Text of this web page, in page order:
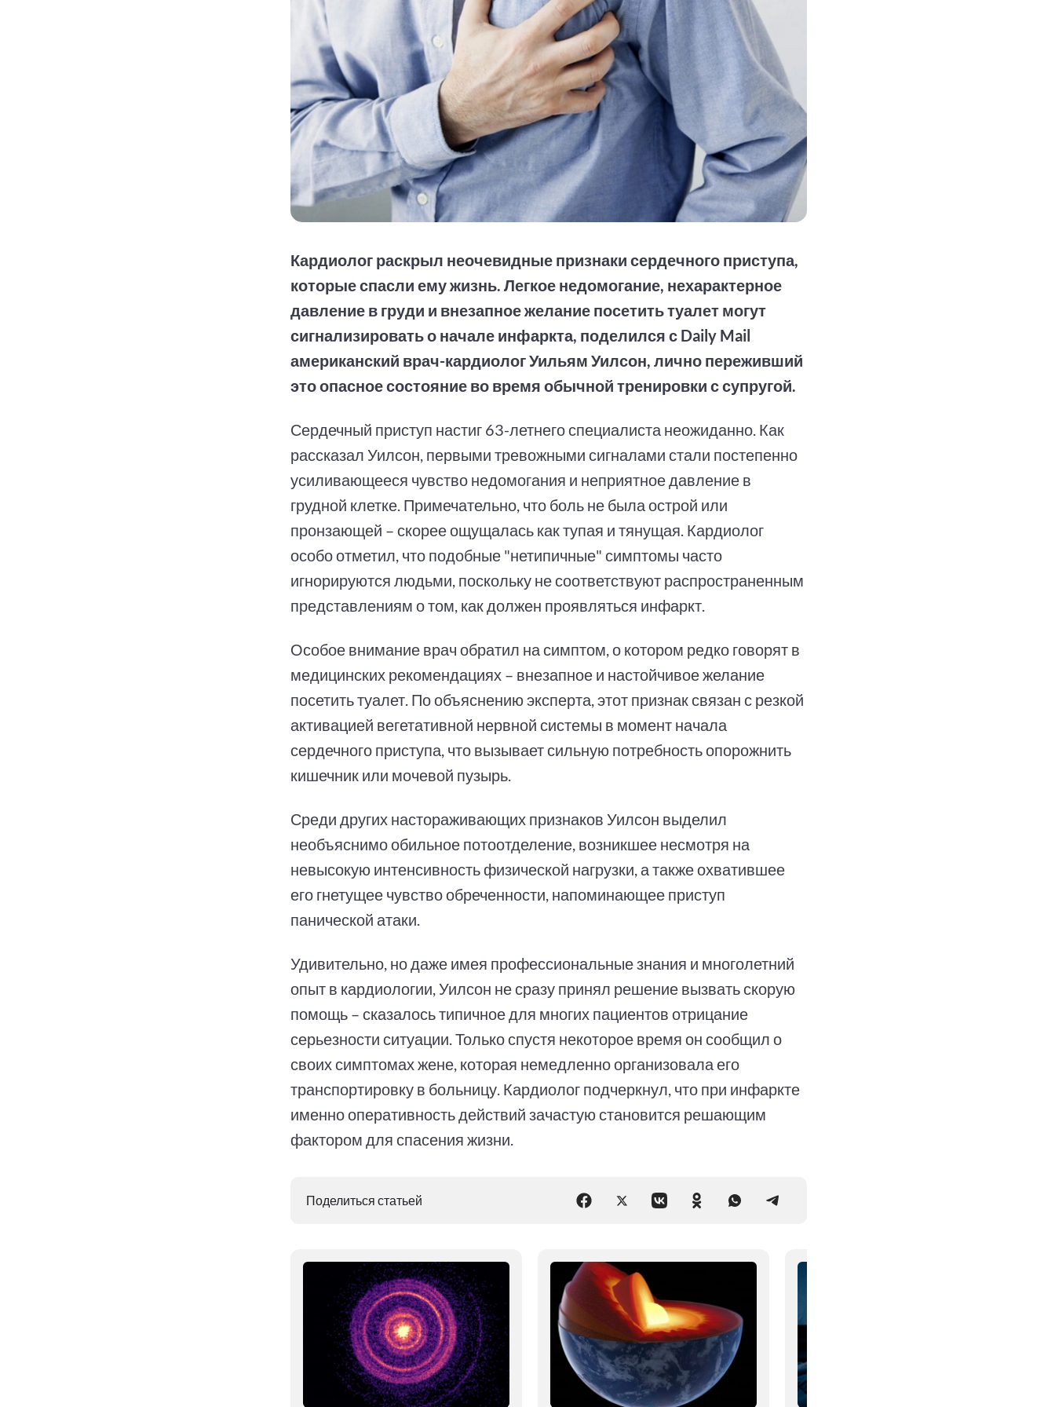
Кардиолог раскрыл неочевидные признаки сердечного приступа,
которые спасли ему жизнь. Легкое недомогание, нехарактерное
давление в груди и внезапное желание посетить туалет могут
сигнализировать о начале инфаркта, поделился с Daily Mail
американский врач-кардиолог Уильям Уилсон, лично переживший
это опасное состояние во время обычной тренировки с супругой.
Сердечный приступ настиг 63-летнего специалиста неожиданно. Как
рассказал Уилсон, первыми тревожными сигналами стали постепенно
усиливающееся чувство недомогания и неприятное давление в
грудной клетке. Примечательно, что боль не была острой или
пронзающей – скорее ощущалась как тупая и тянущая. Кардиолог
особо отметил, что подобные "нетипичные" симптомы часто
игнорируются людьми, поскольку не соответствуют распространенным
представлениям о том, как должен проявляться инфаркт.
Особое внимание врач обратил на симптом, о котором редко говорят в
медицинских рекомендациях – внезапное и настойчивое желание
посетить туалет. По объяснению эксперта, этот признак связан с резкой
активацией вегетативной нервной системы в момент начала
сердечного приступа, что вызывает сильную потребность опорожнить
кишечник или мочевой пузырь.
Среди других настораживающих признаков Уилсон выделил
необъяснимо обильное потоотделение, возникшее несмотря на
невысокую интенсивность физической нагрузки, а также охватившее
его гнетущее чувство обреченности, напоминающее приступ
панической атаки.
Удивительно, но даже имея профессиональные знания и многолетний
опыт в кардиологии, Уилсон не сразу принял решение вызвать скорую
помощь – сказалось типичное для многих пациентов отрицание
серьезности ситуации. Только спустя некоторое время он сообщил о
своих симптомах жене, которая немедленно организовала его
транспортировку в больницу. Кардиолог подчеркнул, что при инфаркте
именно оперативность действий зачастую становится решающим
фактором для спасения жизни.
Поделиться статьей